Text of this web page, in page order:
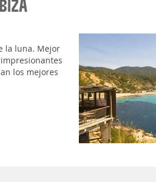
la luna. Mejor
los mejores